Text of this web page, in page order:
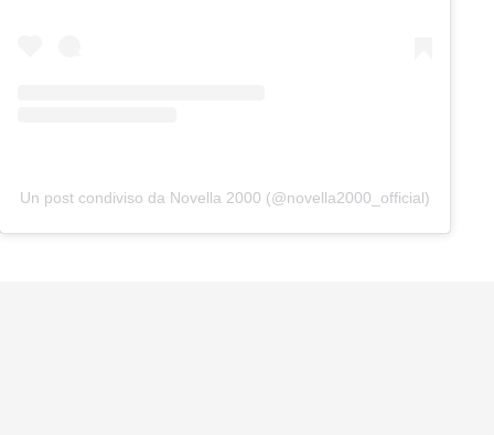
Un post condiviso da Novella 2000 (@novella2000_official)